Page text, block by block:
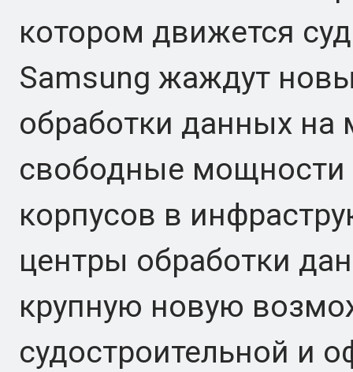
котором движется
Samsung жаждут
обработки данных
свободные мощности
корпусов в
центры обработки
крупную новую
судостроительной и